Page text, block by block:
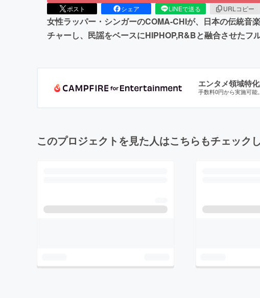
ポスト シェア LINEで送る URLコピー
女性ラッパー・シンガーのCOMA-CHIが、日本の伝統音
チャーし、民謡をベースにHIPHOP,R&Bと融合させたフ
エンタメ領域特
手数料0円から実施可能
このプロジェクトを見た人はこちらもチェック